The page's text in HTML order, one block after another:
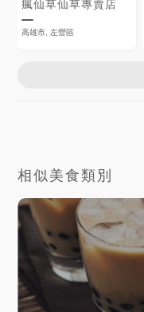
瘋仙草仙草專賣店
高雄市, 左營區
相似美食類別